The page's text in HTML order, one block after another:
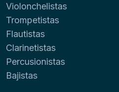
Violonchelistas
Trompetistas
Flautistas
Clarinetistas
Percusionistas
Bajistas